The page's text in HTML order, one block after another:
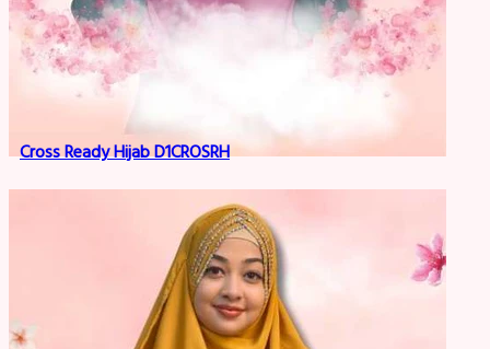
Cross Ready Hijab D1CROSRH